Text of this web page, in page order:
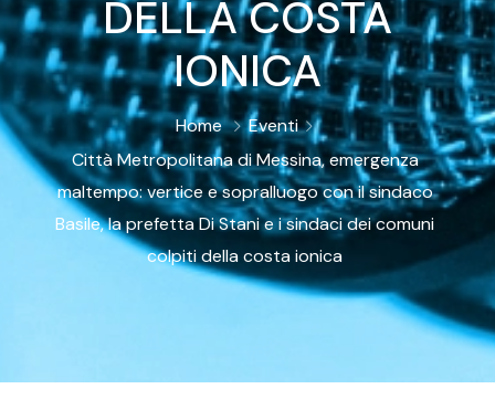
DELLA COSTA
IONICA
Home
Eventi
Città Metropolitana di Messina, emergenza
maltempo: vertice e sopralluogo con il sindaco
Basile, la prefetta Di Stani e i sindaci dei comuni
colpiti della costa ionica